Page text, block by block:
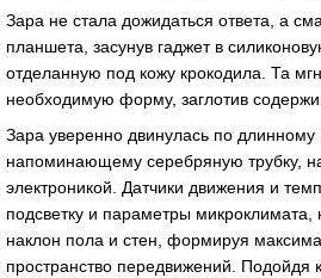
Зара не стала дожидаться ответа, а
планшета, засунув гаджет в
отделанную под кожу крокодила. Та
необходимую форму, заглотив
Зара уверенно двинулась по
напоминающему серебряную трубку,
электроникой. Датчики движения и
подсветку и параметры
наклон пола и стен, формируя
пространство передвижений. Подойдя